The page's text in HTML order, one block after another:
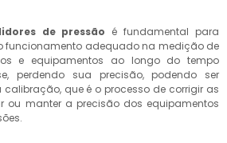
de pressão é fundamental para
funcionamento adequado na medição de
e equipamentos ao longo do tempo
perdendo sua precisão, podendo ser
que é o processo de corrigir as
ou manter a precisão dos equipamentos